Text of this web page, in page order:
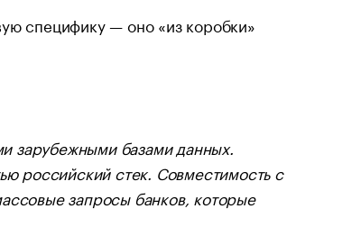
специфику — оно «из коробки»
зарубежными базами данных.
российский стек. Совместимость с
запросы банков, которые